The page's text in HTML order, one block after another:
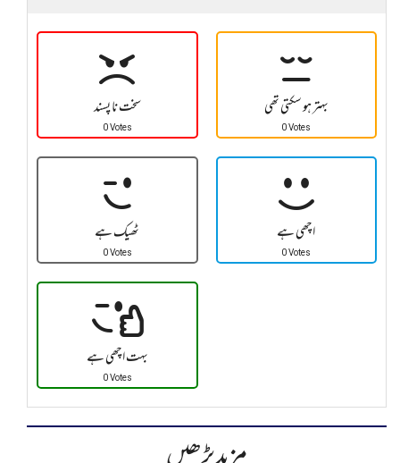
سخت نا پسند
0 Votes
بہتر ہو سکتی تھی
0 Votes
ٹھیک ہے
0 Votes
اچھی ہے
0 Votes
بہت اچھی ہے
0 Votes